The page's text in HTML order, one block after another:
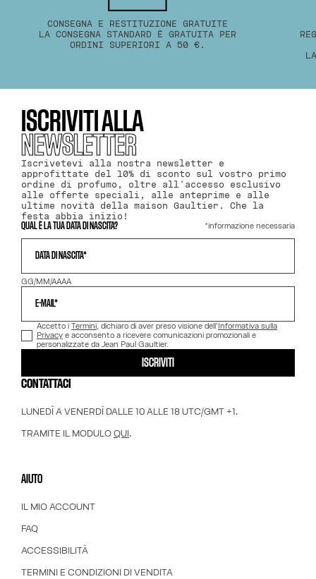
CONSEGNA E RESTITUZIONE GRATUITE
LA CONSEGNA STANDARD È GRATUITA PER
ORDINI SUPERIORI A 50 €.
ISCRIVITI ALLA
NEWSLETTER
Iscrivetevi alla nostra newsletter e
approfittate del 10% di sconto sul vostro primo
ordine di profumo, oltre all'accesso esclusivo
alle offerte speciali, alle anteprime e alle
ultime novità della maison Gaultier. Che la
festa abbia inizio!
QUAL È LA TUA DATA DI NASCITA? *informazione necessaria
DATA DI NASCITA*
GG/MM/AAAA
E-MAIL*
Accetto i Termini, dichiaro di aver preso visione dell'Informativa sulla
Privacy e acconsento a ricevere comunicazioni promozionali e
personalizzate da Jean Paul Gaultier.
ISCRIVITI
CONTATTACI
LUNEDÌ A VENERDÌ DALLE 10 ALLE 18 UTC/GMT +1.
TRAMITE IL MODULOQUI.
AIUTO
IL MIO ACCOUNT
FAQ
ACCESSIBILITÀ
TERMINI E CONDIZIONI DI VENDITA